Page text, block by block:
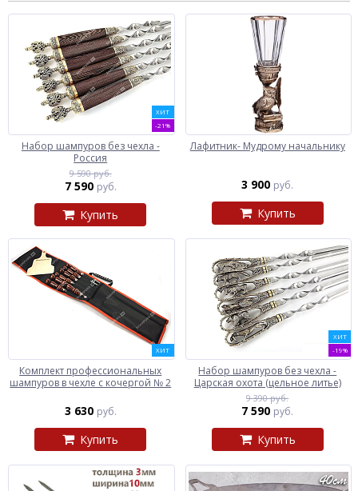
ХИТ
-21%
Набор шампуров без чехла -
Россия
9 590 руб.
7 590 руб.
Купить
Лафитник- Мудрому начальнику
3 900 руб.
Купить
ХИТ
Комплект профессиональных
шампуров в чехле с кочергой № 2
3 630 руб.
Купить
ХИТ
-19%
Набор шампуров без чехла -
Царская охота (цельное литье)
9 390 руб.
7 590 руб.
Купить